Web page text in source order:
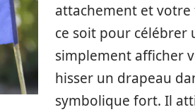
attachement et votre
ce soit pour célébrer
simplement afficher
hisser un drapeau
symbolique fort. Il